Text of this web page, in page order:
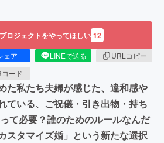
ロジェクトをやってほしい 12
ェア LINEで送る
URLコピー
ード
た私たち夫婦が感じた、違和感や
ている、ご祝儀・引き出物・持ち
て必要？誰のためのルールなんだ
スタマイズ婚」という新たな選択